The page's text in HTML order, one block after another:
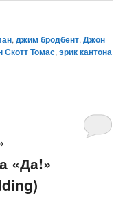
,джим бродбент,Джон
Скотт Томас,эрик кантона
«Да!»